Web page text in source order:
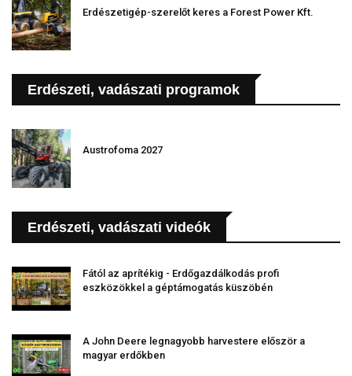
Erdészetigép-szerelőt keres a Forest Power Kft.
Erdészeti, vadászati programok
Austrofoma 2027
Erdészeti, vadászati videók
Fától az aprítékig - Erdőgazdálkodás profi
eszközökkel a géptámogatás küszöbén
A John Deere legnagyobb harvestere először a
magyar erdőkben